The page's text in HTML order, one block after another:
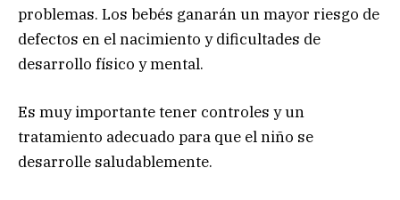
problemas. Los bebés ganarán un mayor riesgo de
defectos en el nacimiento y dificultades de
desarrollo físico y mental.
Es muy importante tener controles y un
tratamiento adecuado para que el niño se
desarrolle saludablemente.